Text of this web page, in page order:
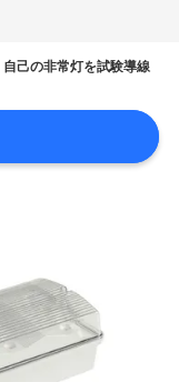
自己の非常灯を試験導線